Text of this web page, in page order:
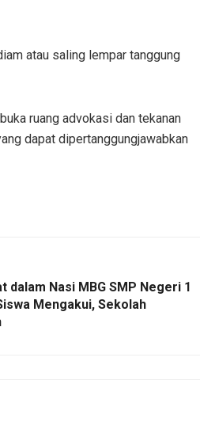
atau saling lempar tanggung
ruang advokasi dan tekanan
dapat dipertanggungjawabkan
dalam Nasi MBG SMP Negeri 1
Mengakui, Sekolah